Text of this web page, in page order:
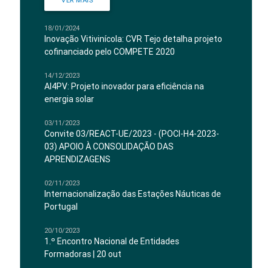
18/01/2024
Inovação Vitivinícola: CVR Tejo detalha projeto
cofinanciado pelo COMPETE 2020
14/12/2023
AI4PV: Projeto inovador para eficiência na
energia solar
03/11/2023
Convite 03/REACT-UE/2023 - (POCI-H4-2023-
03) APOIO À CONSOLIDAÇÃO DAS
APRENDIZAGENS
02/11/2023
Internacionalização das Estações Náuticas de
Portugal
20/10/2023
1.º Encontro Nacional de Entidades
Formadoras | 20 out